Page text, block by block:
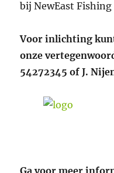
bij NewEast
Voor inlichting
onze
54272345 of J.